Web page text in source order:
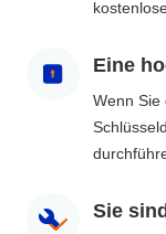
Eine
Wenn Sie
Sie